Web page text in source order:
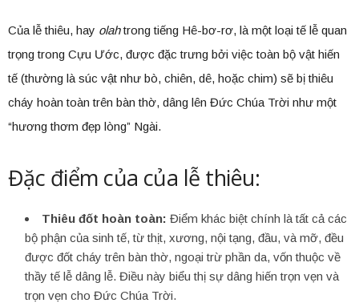
Của lễ thiêu, hay olahtrong tiếng Hê-bơ-rơ, là một loại tế lễ quan
trọng trong Cựu Ước, được đặc trưng bởi việc toàn bộ vật hiến
tế (thường là súc vật như bò, chiên, dê, hoặc chim) sẽ bị thiêu
cháy hoàn toàn trên bàn thờ, dâng lên Đức Chúa Trời như một
“hương thơm đẹp lòng” Ngài.
Đặc điểm của của lễ thiêu:
Thiêu đốt hoàn toàn: Điểm khác biệt chính là tất cả các
bộ phận của sinh tế, từ thịt, xương, nội tạng, đầu, và mỡ, đều
được đốt cháy trên bàn thờ, ngoại trừ phần da, vốn thuộc về
thầy tế lễ dâng lễ. Điều này biểu thị sự dâng hiến trọn vẹn và
trọn vẹn cho Đức Chúa Trời.